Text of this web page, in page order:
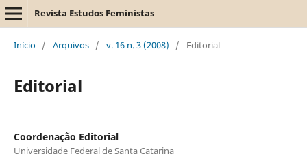
Revista Estudos Feministas
Início / Arquivos / v. 16 n. 3 (2008) / Editorial
Editorial
Coordenação Editorial
Universidade Federal de Santa Catarina